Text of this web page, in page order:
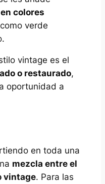
colores
verde
vintage es el
o restaurado,
oportunidad a
en toda una
mezcla entre el
vintage. Para las